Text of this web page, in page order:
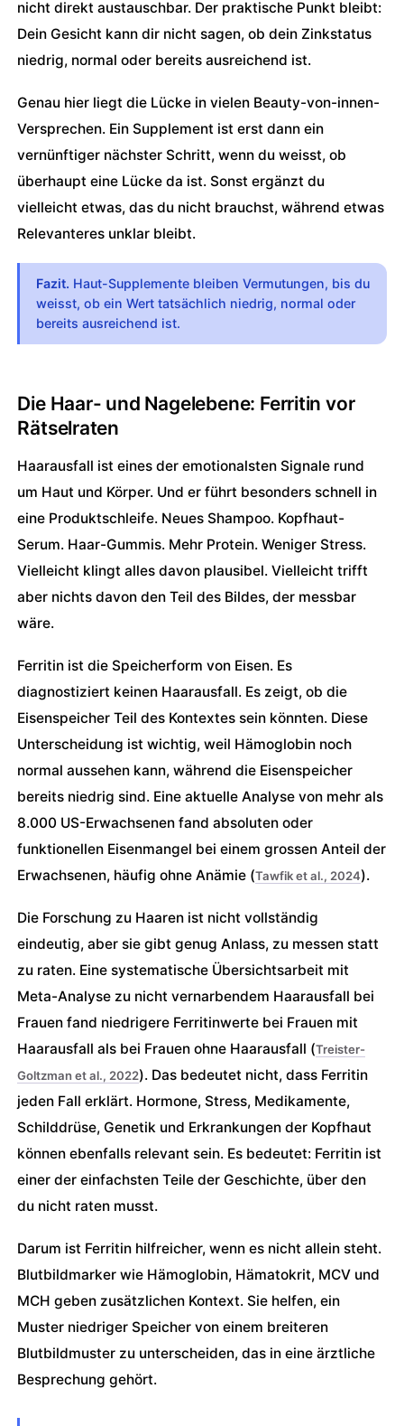
nicht direkt austauschbar. Der praktische Punkt bleibt:
Dein Gesicht kann dir nicht sagen, ob dein Zinkstatus
niedrig, normal oder bereits ausreichend ist.
Genau hier liegt die Lücke in vielen Beauty-von-innen-
Versprechen. Ein Supplement ist erst dann ein
vernünftiger nächster Schritt, wenn du weisst, ob
überhaupt eine Lücke da ist. Sonst ergänzt du
vielleicht etwas, das du nicht brauchst, während etwas
Relevanteres unklar bleibt.
Fazit. Haut-Supplemente bleiben Vermutungen, bis du
weisst, ob ein Wert tatsächlich niedrig, normal oder
bereits ausreichend ist.
Die Haar- und Nagelebene: Ferritin vor
Rätselraten
Haarausfall ist eines der emotionalsten Signale rund
um Haut und Körper. Und er führt besonders schnell in
eine Produktschleife. Neues Shampoo. Kopfhaut-
Serum. Haar-Gummis. Mehr Protein. Weniger Stress.
Vielleicht klingt alles davon plausibel. Vielleicht trifft
aber nichts davon den Teil des Bildes, der messbar
wäre.
Ferritin ist die Speicherform von Eisen. Es
diagnostiziert keinen Haarausfall. Es zeigt, ob die
Eisenspeicher Teil des Kontextes sein könnten. Diese
Unterscheidung ist wichtig, weil Hämoglobin noch
normal aussehen kann, während die Eisenspeicher
bereits niedrig sind. Eine aktuelle Analyse von mehr als
8.000 US-Erwachsenen fand absoluten oder
funktionellen Eisenmangel bei einem grossen Anteil der
Erwachsenen, häufig ohne Anämie (Tawfik et al., 2024).
Die Forschung zu Haaren ist nicht vollständig
eindeutig, aber sie gibt genug Anlass, zu messen statt
zu raten. Eine systematische Übersichtsarbeit mit
Meta-Analyse zu nicht vernarbendem Haarausfall bei
Frauen fand niedrigere Ferritinwerte bei Frauen mit
Haarausfall als bei Frauen ohne Haarausfall (Treister-
Goltzman et al., 2022). Das bedeutet nicht, dass Ferritin
jeden Fall erklärt. Hormone, Stress, Medikamente,
Schilddrüse, Genetik und Erkrankungen der Kopfhaut
können ebenfalls relevant sein. Es bedeutet: Ferritin ist
einer der einfachsten Teile der Geschichte, über den
du nicht raten musst.
Darum ist Ferritin hilfreicher, wenn es nicht allein steht.
Blutbildmarker wie Hämoglobin, Hämatokrit, MCV und
MCH geben zusätzlichen Kontext. Sie helfen, ein
Muster niedriger Speicher von einem breiteren
Blutbildmuster zu unterscheiden, das in eine ärztliche
Besprechung gehört.